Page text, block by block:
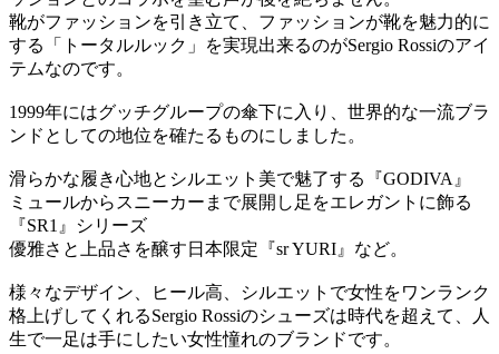
靴がファッションを引き立て、ファッションが靴を魅力的に
する「トータルルック」を実現出来るのがSergio Rossiのアイ
テムなのです。
1999年にはグッチグループの傘下に入り、世界的な一流ブラ
ンドとしての地位を確たるものにしました。
滑らかな履き心地とシルエット美で魅了する『GODIVA』
ミュールからスニーカーまで展開し足をエレガントに飾る
『SR1』シリーズ
優雅さと上品さを醸す日本限定『sr YURI』など。
様々なデザイン、ヒール高、シルエットで女性をワンランク
格上げしてくれるSergio Rossiのシューズは時代を超えて、人
生で一足は手にしたい女性憧れのブランドです。